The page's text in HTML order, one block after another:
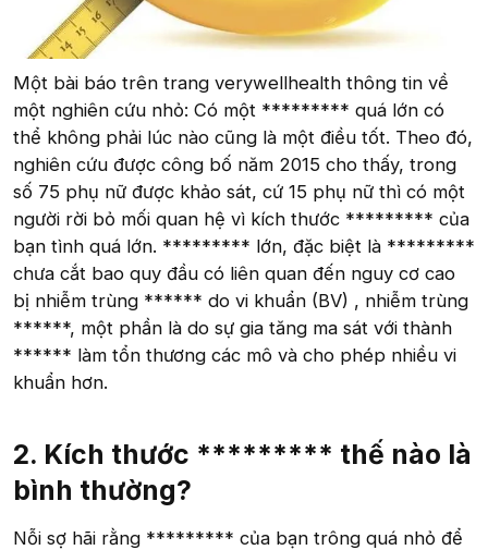
Một bài báo trên trang verywellhealth thông tin về
một nghiên cứu nhỏ: Có một ********* quá lớn có
thể không phải lúc nào cũng là một điều tốt. Theo đó,
nghiên cứu được công bố năm 2015 cho thấy, trong
số 75 phụ nữ được khảo sát, cứ 15 phụ nữ thì có một
người rời bỏ mối quan hệ vì kích thước ********* của
bạn tình quá lớn. ********* lớn, đặc biệt là *********
chưa cắt bao quy đầu có liên quan đến nguy cơ cao
bị nhiễm trùng ****** do vi khuẩn (BV) , nhiễm trùng
******, một phần là do sự gia tăng ma sát với thành
****** làm tổn thương các mô và cho phép nhiều vi
khuẩn hơn.
2. Kích thước ********* thế nào là
bình thường?
Nỗi sợ hãi rằng ********* của bạn trông quá nhỏ để